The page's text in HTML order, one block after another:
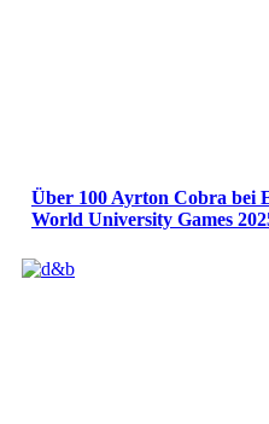
Über 100 Ayrton Cobra bei
World University Games